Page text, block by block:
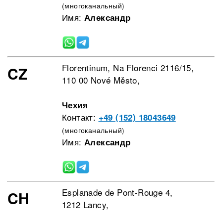
(многоканальный)
Имя: Александр
CZ
Florentinum, Na Florenci 2116/15,
110 00 Nové Město,
Чехия
Контакт: +49 (152) 18043649
(многоканальный)
Имя: Александр
CH
Esplanade de Pont-Rouge 4,
1212 Lancy,